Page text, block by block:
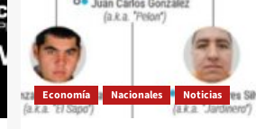
Economía Nacionales Noticias